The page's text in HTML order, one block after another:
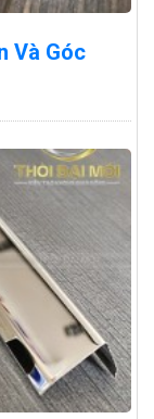
Và Góc